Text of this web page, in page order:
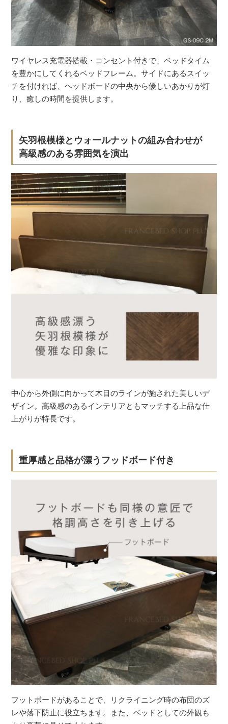
ワイヤレス充電器搭載・コンセント付きで、ベッドタイム
を豊かにしてくれるベッドフレーム。サイドにあるスイッ
チを付ければ、ヘッドボードの中央から優しいあかりが灯
り、癒しの時間を提供します。
矢羽根模様とウォールナットの組み合わせが
高級感のある雰囲気を演出
中心から外側に向かって木目のラインが施された美しいデ
ザイン。高級感のあるインテリアともマッチする上品な仕
上がりが特長です。
重厚感と品格が漂うフッドボード付き
フットボードがあることで、リクライニング時の布団のズ
レや落下防止に役立ちます。また、ベッドとしての外観も